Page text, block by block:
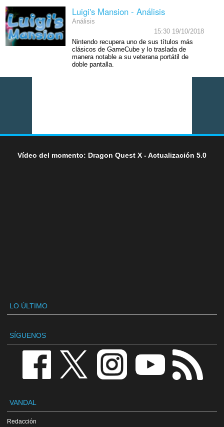
Luigi's Mansion - Análisis
Análisis
15:30 19/10/2018
Nintendo recupera uno de sus títulos más
clásicos de GameCube y lo traslada de
manera notable a su veterana portátil de
doble pantalla.
Vídeo del momento: Dragon Quest X - Actualización 5.0
LO ÚLTIMO
SÍGUENOS
VANDAL
Redacción